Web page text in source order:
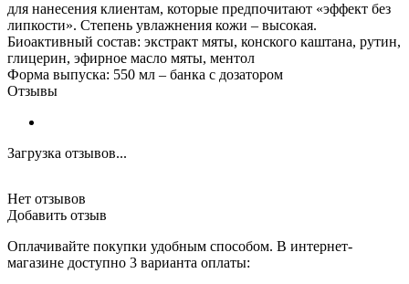
для нанесения клиентам, которые предпочитают «эффект без
липкости». Степень увлажнения кожи – высокая.
Биоактивный состав: экстракт мяты, конского каштана, рутин,
глицерин, эфирное масло мяты, ментол
Форма выпуска: 550 мл – банка с дозатором
Отзывы
Загрузка отзывов...
Нет отзывов
Добавить отзыв
Оплачивайте покупки удобным способом. В интернет-
магазине доступно 3 варианта оплаты: